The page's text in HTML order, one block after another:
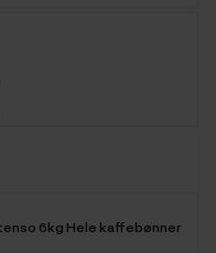
6kg Hele kaffebønner